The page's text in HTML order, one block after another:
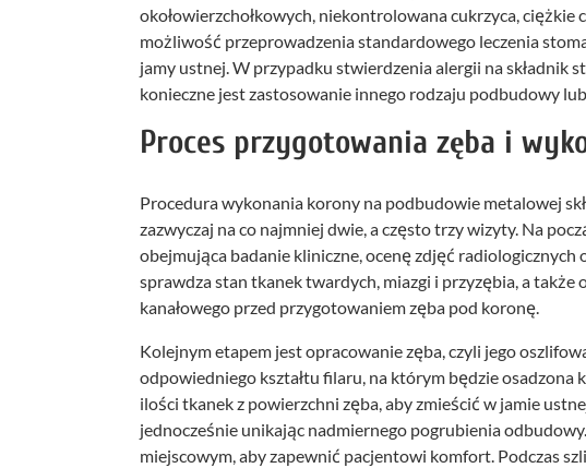
okołowierzchołkowych, niekontrolowana cukrzyca,
możliwość przeprowadzenia standardowego leczenia
jamy ustnej. W przypadku stwierdzenia alergii na składnik
konieczne jest zastosowanie innego rodzaju podbudowy
Proces przygotowania zęba i
Procedura wykonania korony na podbudowie metalowej
zazwyczaj na co najmniej dwie, a często trzy wizyty. Na
obejmująca badanie kliniczne, ocenę zdjęć radiologicznych
sprawdza stan tkanek twardych, miazgi i przyzębia, a także
kanałowego przed przygotowaniem zęba pod koronę.
Kolejnym etapem jest opracowanie zęba, czyli jego
odpowiedniego kształtu filaru, na którym będzie osadzona
ilości tkanek z powierzchni zęba, aby zmieścić w jamie
jednocześnie unikając nadmiernego pogrubienia
miejscowym, aby zapewnić pacjentowi komfort. Podczas